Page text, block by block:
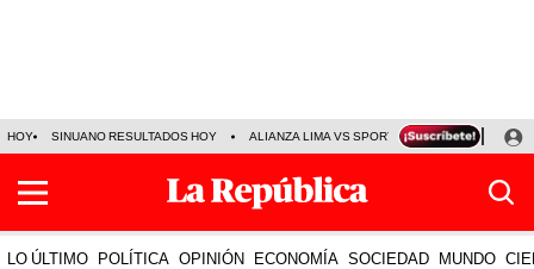
HOY SINUANO RESULTADOS HOY ALIANZA LIMA VS SPORT BOYS JORGE
LO ÚLTIMO POLÍTICA OPINIÓN ECONOMÍA SOCIEDAD MUNDO